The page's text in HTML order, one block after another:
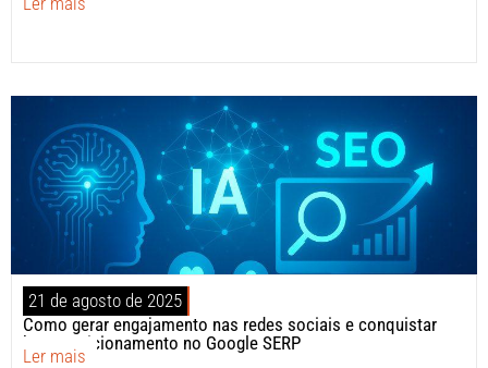
21 de agosto de 2025
Como gerar engajamento nas redes sociais e conquistar
bom posicionamento no Google SERP
Ler mais